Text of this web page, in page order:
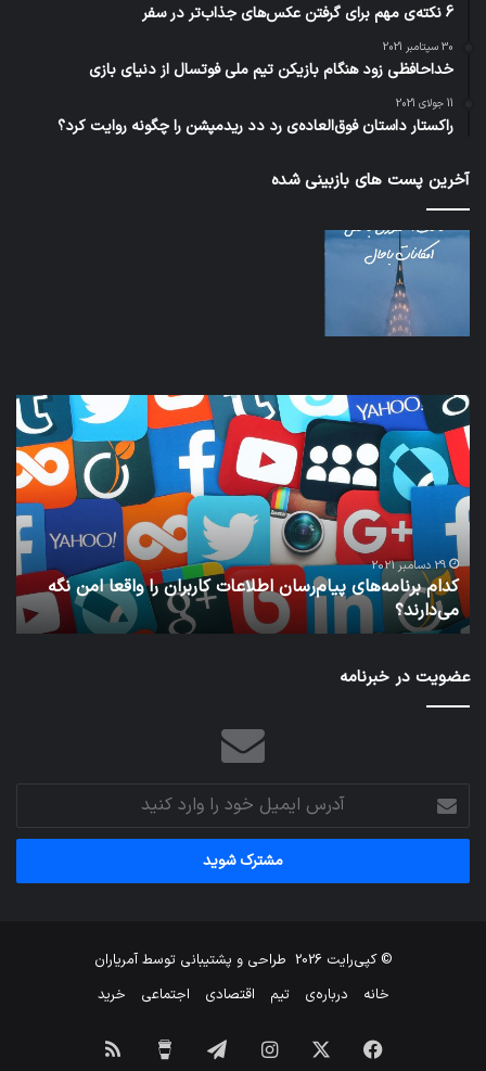
6 نکته‌ی مهم برای گرفتن عکس‌های جذاب‌تر در سفر
30 سپتامبر 2021
خداحافظی زود هنگام بازیکن تیم ملی فوتسال از دنیای بازی
11 جولای 2021
راکستار داستان فوق‌العاده‌ی رد دد ریدمپشن را چگونه روایت کرد؟
آخرین پست های بازبینی شده
کدام
برنامه‌های
پیام‌رسان
اطلاعات
کاربران
را
واقعا
امن
نگه
می‌دارند؟
29 دسامبر 2021
کدام برنامه‌های پیام‌رسان اطلاعات کاربران را واقعا امن نگه
می‌دارند؟
اپل
عضویت در خبرنامه
آدرس
ایمیل
خود
وارد
© کپی‌رایت 2026 طراحی و پشتیبانی توسطآمریاران
خانه
درباره‌ی تیم اقتصادی اجتماعی خرید
فیس اینستاگرامتلگرام خوراک